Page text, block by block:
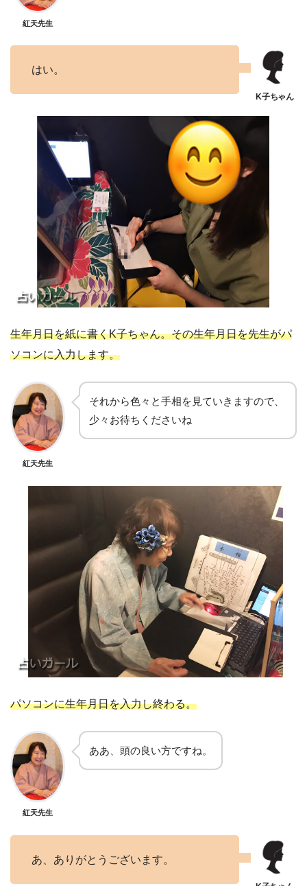
紅天先生
はい。
生年月日を紙に書くK子ちゃん。その生年月日を先生がパ
ソコンに入力します。
紅天先生
それから色々と手相を見ていきますので、
少々お待ちくださいね
パソコンに生年月日を入力し終わる。
紅天先生
ああ、頭の良い方ですね。
あ、ありがとうございます。